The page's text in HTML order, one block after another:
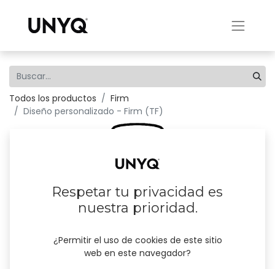
Todos los productos
Firm
Diseño personalizado - Firm (TF)
Respetar tu privacidad es
nuestra prioridad.
¿Permitir el uso de cookies de este sitio
web en este navegador?